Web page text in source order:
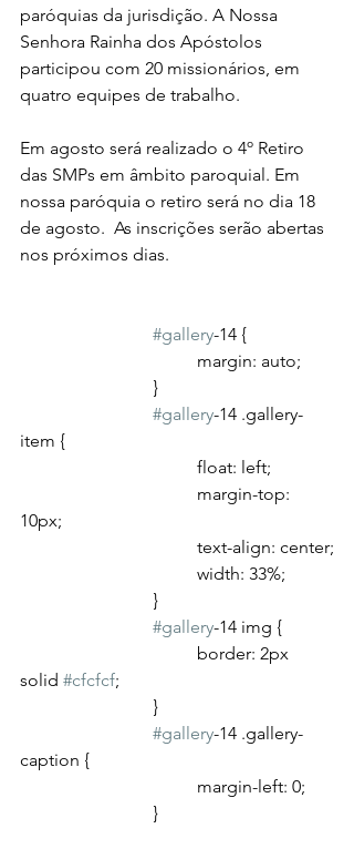
paróquias da jurisdição. A Nossa
Senhora Rainha dos Apóstolos
participou com 20 missionários, em
quatro equipes de trabalho.
Em agosto será realizado o 4º Retiro
das SMPs em âmbito paroquial. Em
nossa paróquia o retiro será no dia 18
de agosto.  As inscrições serão abertas
nos próximos dias.
#gallery-14 {
				margin: auto;
			}
#gallery-14 .gallery-
item {
				float: left;
10px;
				text-align: center;
				width: 33%;
			}
#gallery-14 img {
solid #cfcfcf;
			}
#gallery-14 .gallery-
caption {
				margin-left: 0;
			}